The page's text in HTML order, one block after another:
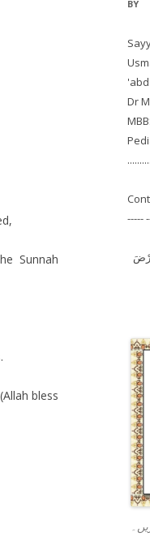
Sunnah
bless
BY
'abd
Dr
-----